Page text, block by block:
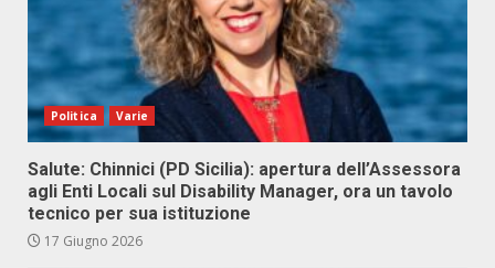
Politica Varie
Salute: Chinnici (PD Sicilia): apertura dell’Assessora
agli Enti Locali sul Disability Manager, ora un tavolo
tecnico per sua istituzione
17 Giugno 2026